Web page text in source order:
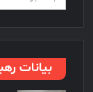
بیانات